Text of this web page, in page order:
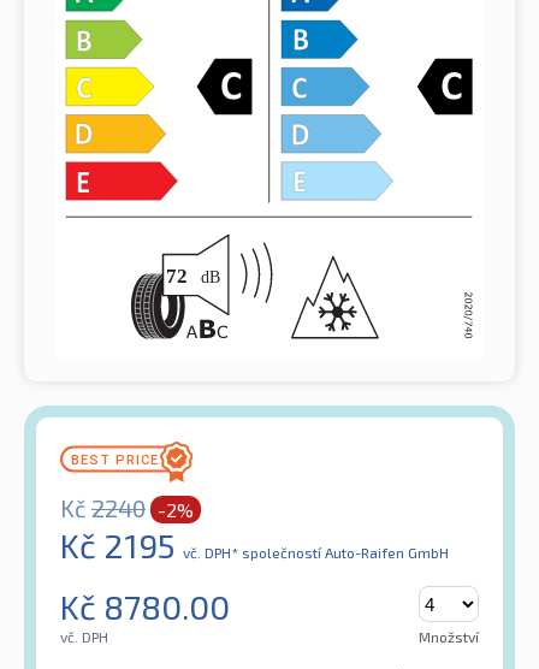
Kč 2240 -2%
Kč 2195 vč. DPH* společností Auto-Raifen GmbH
Kč 8780.00
vč. DPH Množství